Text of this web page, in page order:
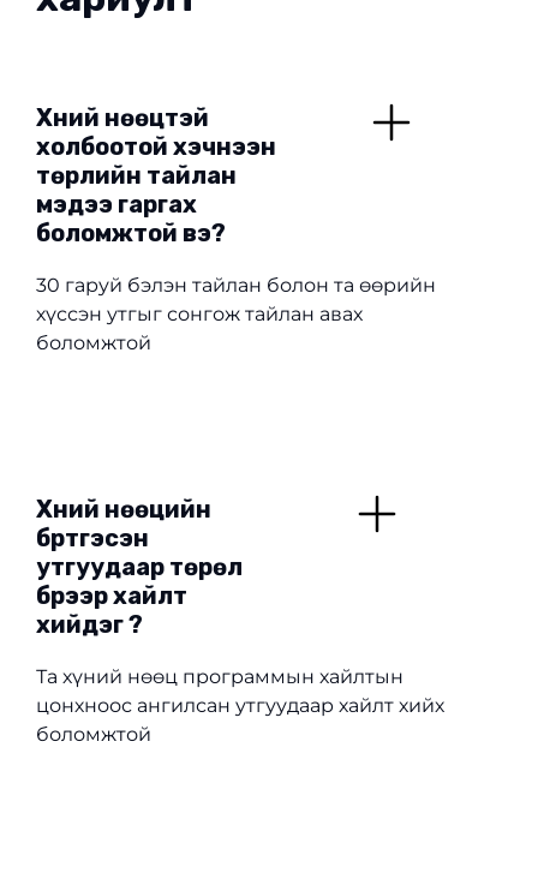
Хүний нөөцтэй
холбоотой хэчнээн
төрлийн тайлан
мэдээ гаргах
боломжтой вэ?
30 гаруй бэлэн тайлан болон та өөрийн
хүссэн утгыг сонгож тайлан авах
боломжтой
Хүний нөөцийн
бүртгэсэн
утгуудаар төрөл
бүрээр хайлт
хийдэг үү?
Та хүний нөөц программын хайлтын
цонхноос ангилсан утгуудаар хайлт хийх
боломжтой